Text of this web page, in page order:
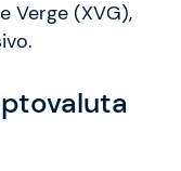
Verge (XVG),